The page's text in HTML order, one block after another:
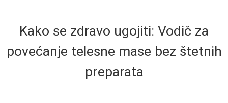
Kako se zdravo ugojiti: Vodič za
povećanje telesne mase bez štetnih
preparata